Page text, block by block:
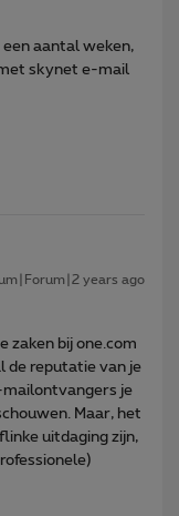
aantal weken,
skynet e-mail
years ago
zaken bij one.com
de reputatie van je
je
Maar, het
uitdaging zijn,